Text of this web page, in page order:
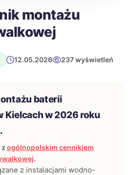
montażu
12.05.2026 237 wyświetleń
baterii
Kielcach w 2026 roku
.
ogólnopolskim cennikiem
.
z instalacjami wodno-